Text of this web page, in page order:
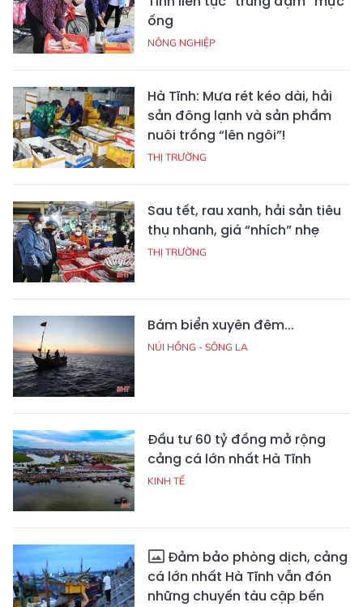
ống
NÔNG NGHIỆP
Hà Tĩnh: Mưa rét kéo dài, hải
sản đông lạnh và sản phẩm
nuôi trồng “lên ngôi”!
THỊ TRƯỜNG
Sau tết, rau xanh, hải sản tiêu
thụ nhanh, giá “nhích” nhẹ
THỊ TRƯỜNG
Bám biển xuyên đêm...
NÚI HỒNG - SÔNG LA
Đầu tư 60 tỷ đồng mở rộng
cảng cá lớn nhất Hà Tĩnh
KINH TẾ
Đảm bảo phòng dịch, cảng
cá lớn nhất Hà Tĩnh vẫn đón
những chuyến tàu cập bến